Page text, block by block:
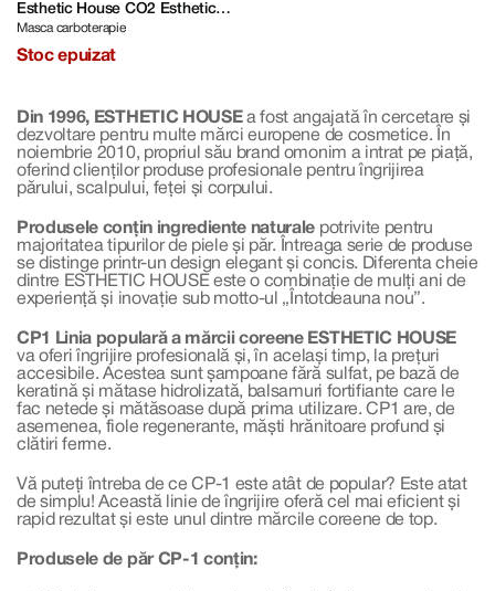
Esthetic House CO2 Esthetic
Formula Carbonic Mask 25 ml
Masca carboterapie
Stoc epuizat
Din 1996, ESTHETIC HOUSEa fost angajată în cercetare și
dezvoltare pentru multe mărci europene de cosmetice. În
noiembrie 2010, propriul său brand omonim a intrat pe piață,
oferind clienților produse profesionale pentru îngrijirea
părului, scalpului, feței și corpului.
Produsele conțin ingrediente naturale potrivite pentru
majoritatea tipurilor de piele și păr. Întreaga serie de produse
se distinge printr-un design elegant și concis. Diferenta cheie
dintre ESTHETIC HOUSE este o combinație de mulți ani de
experiență și inovație sub motto-ul „Întotdeauna nou”.
CP1 Linia populară a mărcii coreene ESTHETIC HOUSE
va oferi îngrijire profesională și, în același timp, la prețuri
accesibile. Acestea sunt șampoane fără sulfat, pe bază de
keratină și mătase hidrolizată, balsamuri fortifiante care le
fac netede și mătăsoase după prima utilizare. CP1 are, de
asemenea, fiole regenerante, măști hrănitoare profund și
clătiri ferme.
Vă puteți întreba de ce CP-1 este atât de popular? Este atat
de simplu! Această linie de îngrijire oferă cel mai eficient și
rapid rezultat și este unul dintre mărcile coreene de top.
Produsele de păr CP-1 conțin: